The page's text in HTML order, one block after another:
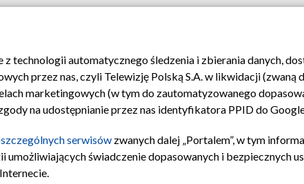
Moje zgody Pomoc Biuro reklamy
technologii automatycznego śledzenia i zbierania danych,
przez nas, czyli Telewizję Polską S.A. w likwidacji (zwaną
marketingowych (w tym do zautomatyzowanego
na udostępnianie przez nas identyfikatora PPID do
serwisów zwanych dalej „Portalem”, w tym
świadczenie dopasowanych i bezpiecznych